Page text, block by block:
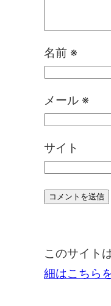
名前 ※
メール ※
サイト
このサイト
細はこちら